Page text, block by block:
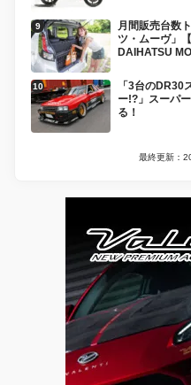
月間販売台数
ツ・ムーヴ」
DAIHATSU
「3台のDR30
ー!?」スーパ
る！
最終更新：